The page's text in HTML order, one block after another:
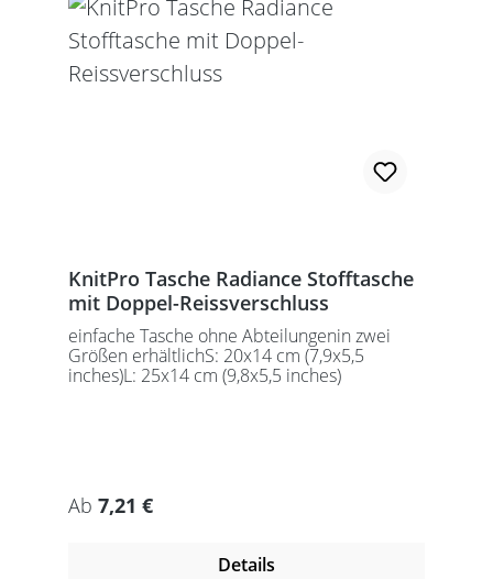
KnitPro Tasche Radiance Stofftasche
mit Doppel-Reissverschluss
einfache Tasche ohne Abteilungenin zwei
Größen erhältlichS: 20x14 cm (7,9x5,5
inches)L: 25x14 cm (9,8x5,5 inches)
Regulärer Preis:
Ab 7,21 €
Details